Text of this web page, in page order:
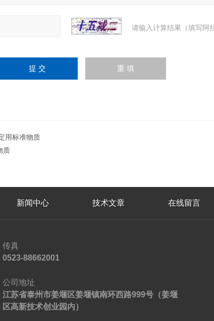
请输入计算结果（填写阿
用标准物质
质
新闻中心 技术文章 在线留言
传真
0523-88662001
公司地址
江苏省泰州市姜堰区姜堰镇南环西路999号（姜堰
区高新技术创业园内）